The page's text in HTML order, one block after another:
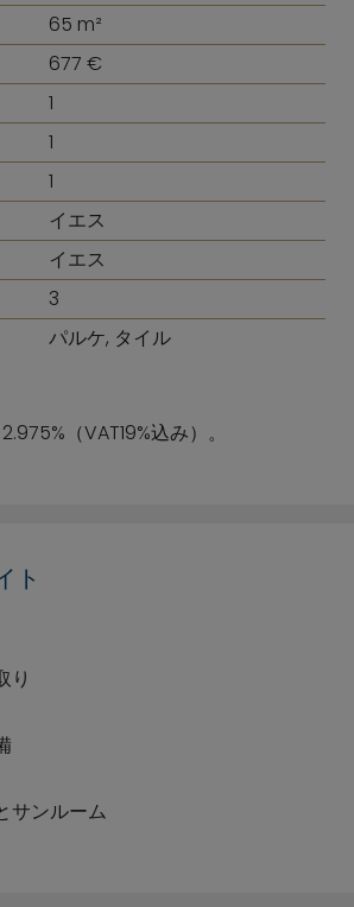
65 m²
677 €
1
1
1
イエス
イエス
3
パルケ, タイル
（VAT19%込み）。
ト
り
サンルーム